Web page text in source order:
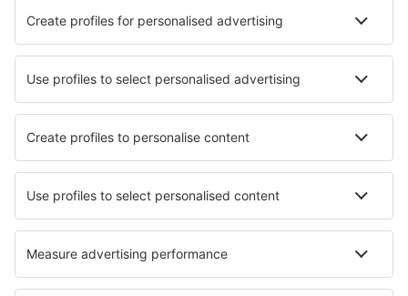
Transfers
Attracties
Luchtvaartmaatschappijen
Brussels Airlines
Ryanair
Wizz Air
Tui Fly
Transavia
Over eSky
Algemene voorwaarden